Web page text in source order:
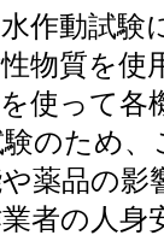
作動試験
物質を使
使って各
のため
薬品の影
者の人身